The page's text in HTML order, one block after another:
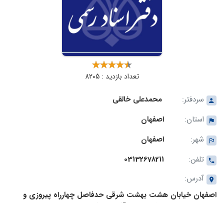
تعداد بازدید : 8205
سردفتر:
محمدعلی خالقی
استان:
اصفهان
شهر:
اصفهان
تلفن:
03132678211
آدرس:
اصفهان خیابان هشت بهشت شرقی حدفاصل چهارراه پیروزی و